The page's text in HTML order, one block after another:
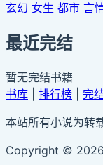
玄幻 女生 都市 言
最近完结
暂无完结书籍
书库
排行榜 完
本站所有小说为转
Copyright © 2026